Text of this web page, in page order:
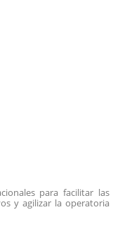
para facilitar las
y agilizar la operatoria